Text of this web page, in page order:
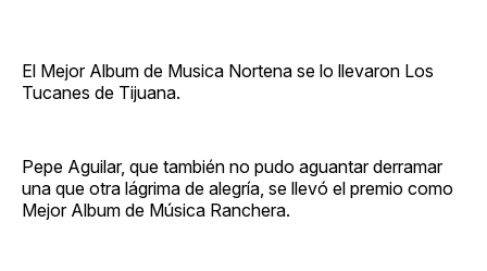
El Mejor Album de Musica Nortena se lo llevaron Los
Tucanes de Tijuana.
Pepe Aguilar, que también no pudo aguantar derramar
una que otra lágrima de alegría, se llevó el premio como
Mejor Album de Música Ranchera.